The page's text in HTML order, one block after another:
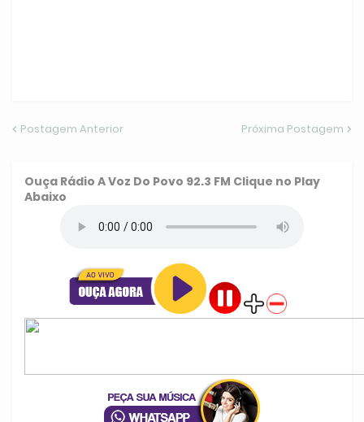
Postagem Anterior Próxima Postagem
Ouça Rádio A Voz Do Povo 92.3 FM Clique no Play
Abaixo